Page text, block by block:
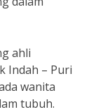
ahli
Indah – Puri
wanita
tubuh.